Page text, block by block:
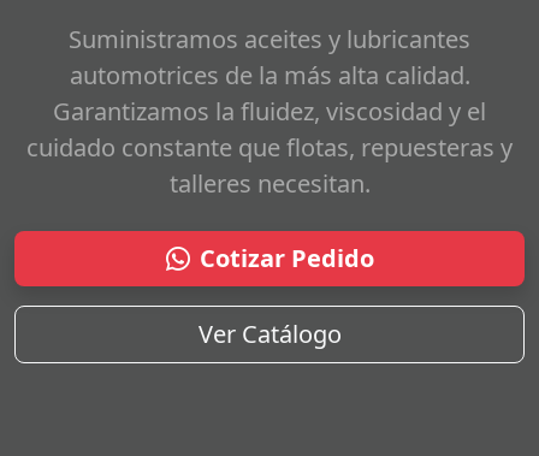
Suministramos aceites y lubricantes
automotrices de la más alta calidad.
Garantizamos la fluidez, viscosidad y el
cuidado constante que flotas, repuesteras y
talleres necesitan.
Cotizar Pedido
Ver Catálogo